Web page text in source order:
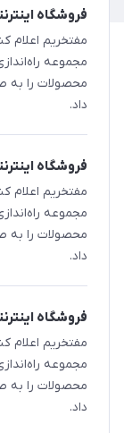
فروشگاه
مفتخریم اعلام
مجموعه
محصولات را به
داد.
فروشگاه
مفتخریم اعلام
مجموعه
محصولات را به
داد.
فروشگاه
مفتخریم اعلام
مجموعه
محصولات را به
داد.